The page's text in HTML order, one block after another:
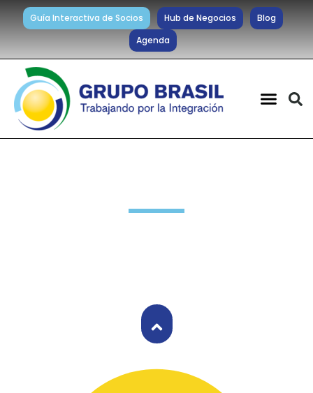
Guía Interactiva de Socios Hub de Negocios
Blog
Agenda